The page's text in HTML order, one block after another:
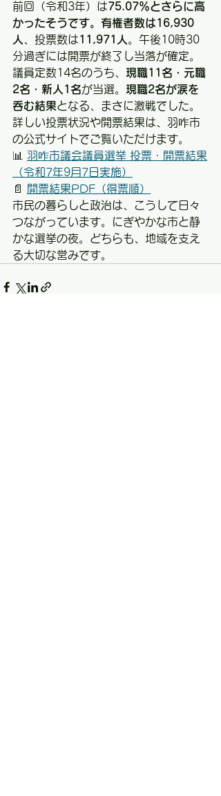
前回（令和3年）は75.07％とさらに高
かったそうです。有権者数は16,930
人
、投票数は11,971人 。午後10時30
分過ぎには開票が終了し当落が確定。
議員定数14名のうち、 現職11名・元職
2名・新人1名が当選。 現職2名が涙を
呑む結果となる、まさに激戦でした。
詳しい投票状況や開票結果は、羽咋市
の公式サイトでご覧いただけます。
📊 羽咋市議会議員選挙 投票・開票結果
（令和7年9月7日実施）
📄
開票結果PDF（得票順）
市民の暮らしと政治は、こうして日々
つながっています。にぎやかな市と静
かな選挙の夜。どちらも、地域を支え
る大切な営みです。